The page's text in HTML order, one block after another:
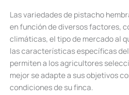
Las variedades de pistacho
en función de diversos factores,
climáticas, el tipo de mercado al
las características específicas
permiten a los agricultores
mejor se adapte a sus objetivos
condiciones de su finca.